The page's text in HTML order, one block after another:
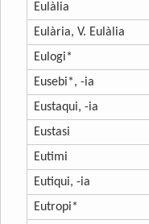
Eulàlia
Eulària, V. Eulàlia
Eulogi*
Eusebi*, -ia
Eustaqui, -ia
Eustasi
Eutimi
Eutiqui, -ia
Eutropi*